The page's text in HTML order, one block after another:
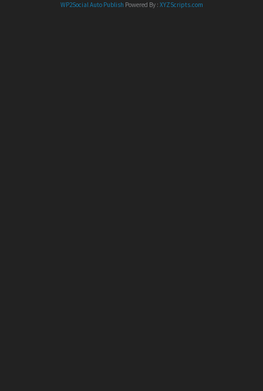
WP2Social Auto Publish Powered By : XYZScripts.com